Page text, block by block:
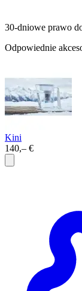
30-dniowe prawo
Odpowiednie
Kini
140,– €